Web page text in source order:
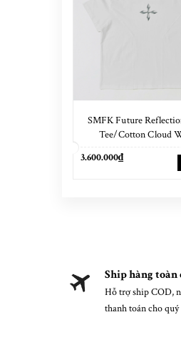
SMFK Future
Tee/Cotton Cloud
3.600.000₫
Ship hàng toàn
Hỗ trợ ship COD,
thanh toán cho